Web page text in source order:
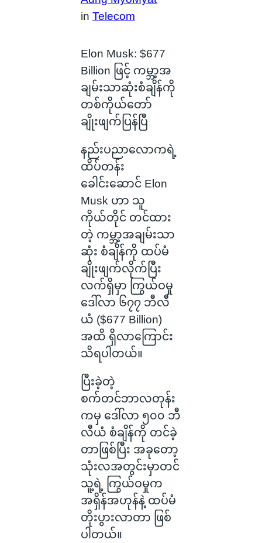
in Telecom
Elon Musk: $677
Billion ဖြင့် ကမ္ဘာ့အ
ချမ်းသာဆုံးစံချိန်ကို
တစ်ကိုယ်တော်
ချိုးဖျက်ပြန်ပြီ
နည်းပညာလောကရဲ့
ထိပ်တန်း
ခေါင်းဆောင် Elon
Musk ဟာ သူ
ကိုယ်တိုင် တင်ထား
တဲ့ ကမ္ဘာ့အချမ်းသာ
ဆုံး စံချိန်ကို ထပ်မံ
ချိုးဖျက်လိုက်ပြီး
လက်ရှိမှာ ကြွယ်ဝမှု
ဒေါ်လာ ၆၇၇ ဘီလီ
ယံ ($677 Billion)
အထိ ရှိလာကြောင်း
သိရပါတယ်။
ပြီးခဲ့တဲ့
စက်တင်ဘာလတုန်း
ကမှ ဒေါ်လာ ၅၀၀ ဘီ
လီယံ စံချိန်ကို တင်ခဲ့
တာဖြစ်ပြီး အခုတော့
သုံးလအတွင်းမှာတင်
သူ့ရဲ့ ကြွယ်ဝမှုက
အရှိန်အဟုန်နဲ့ ထပ်မံ
တိုးပွားလာတာ ဖြစ်
ပါတယ်။